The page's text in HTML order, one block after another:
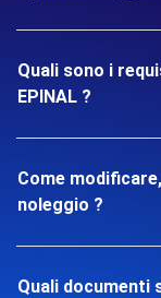
Quali sono i
EPINAL ?
Come
noleggio ?
Quali documenti